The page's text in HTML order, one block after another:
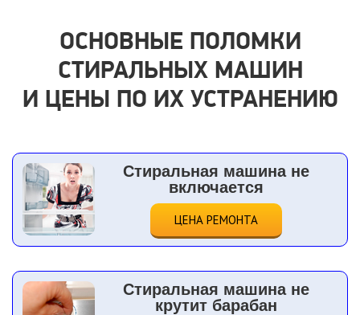
ОСНОВНЫЕ ПОЛОМКИ
СТИРАЛЬНЫХ МАШИН
И ЦЕНЫ ПО ИХ УСТРАНЕНИЮ
Стиральная машина не
включается
ЦЕНА РЕМОНТА
Стиральная машина не
крутит барабан